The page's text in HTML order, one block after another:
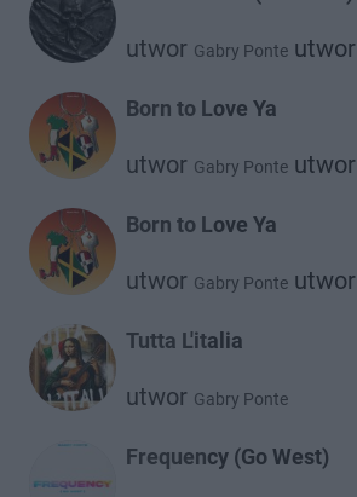
utwor Gabry Ponte utwor
Born to Love Ya
utwor Gabry Ponte utwor
Born to Love Ya
utwor Gabry Ponte utwor
Tutta L'italia
utwor Gabry Ponte
Frequency (Go West)